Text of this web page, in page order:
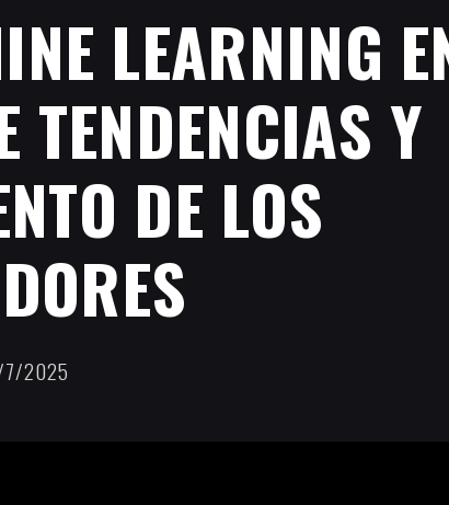
LEARNING
TENDENCIAS Y
DE LOS
2025